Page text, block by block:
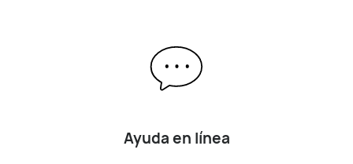
Ayuda en línea